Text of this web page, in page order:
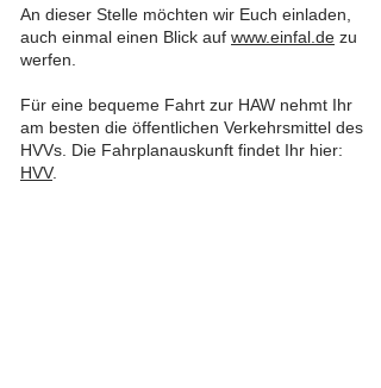
An dieser Stelle möchten wir Euch einladen,
auch einmal einen Blick auf www.einfal.de zu
werfen.
Für eine bequeme Fahrt zur HAW nehmt Ihr
am besten die öffentlichen Verkehrsmittel des
HVVs. Die Fahrplanauskunft findet Ihr hier:
HVV.